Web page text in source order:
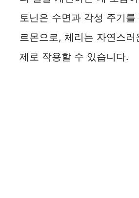
토닌은 수면과 각성 주기를
르몬으로, 체리는 자연스러
제로 작용할 수 있습니다.